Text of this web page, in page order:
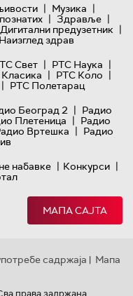
| Музика |
| Здравље |
Дигитални предузетник |
Наизглед здрав
Свет | РТС Наука |
| РТС Коло |
| РТС Полетарац
Београд 2 | Радио
Плетеница | Радио
Вртешка | Радио
набавке | Конкурси |
МАПА САЈТА
садржаја | Мапа
права задржана.